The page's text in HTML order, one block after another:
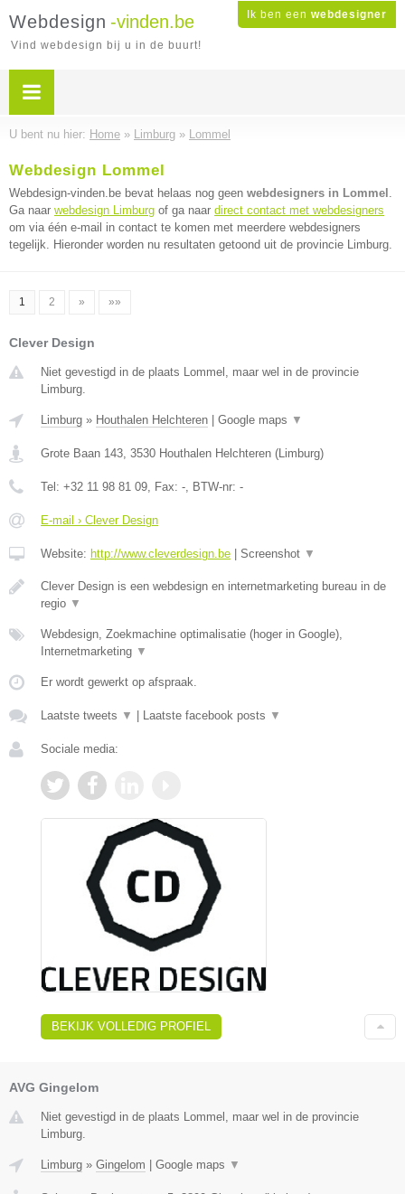
Ik ben een webdesigner
Webdesign -vinden.be
Vind webdesign bij u in de buurt!
U bent nu hier: Home » Limburg » Lommel
Webdesign Lommel
Webdesign-vinden.be bevat helaas nog geen webdesigners in Lommel .
Ga naar webdesign Limburg of ga naar direct contact met webdesigners
om via één e-mail in contact te komen met meerdere webdesigners
tegelijk. Hieronder worden nu resultaten getoond uit de provincie Limburg.
1 2 » »»
Clever Design
Niet gevestigd in de plaats Lommel, maar wel in de provincie
Limburg.
Limburg » Houthalen Helchteren Google maps ▼
Grote Baan 143, 3530 Houthalen Helchteren (Limburg)
Tel: +32 11 98 81 09, Fax: -, BTW-nr: -
E-mail › Clever Design
Website: http://www.cleverdesign.be Screenshot ▼
Clever Design is een webdesign en internetmarketing bureau in de
regio ▼
Webdesign, Zoekmachine optimalisatie (hoger in Google),
Internetmarketing ▼
Er wordt gewerkt op afspraak.
Laatste tweets ▼ Laatste facebook posts ▼
Sociale media:
BEKIJK VOLLEDIG PROFIEL
AVG Gingelom
Niet gevestigd in de plaats Lommel, maar wel in de provincie
Limburg.
Limburg » Gingelom Google maps ▼